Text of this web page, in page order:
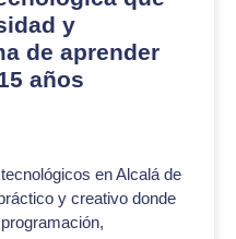
y
de aprender
años
en Alcalá de
y creativo donde